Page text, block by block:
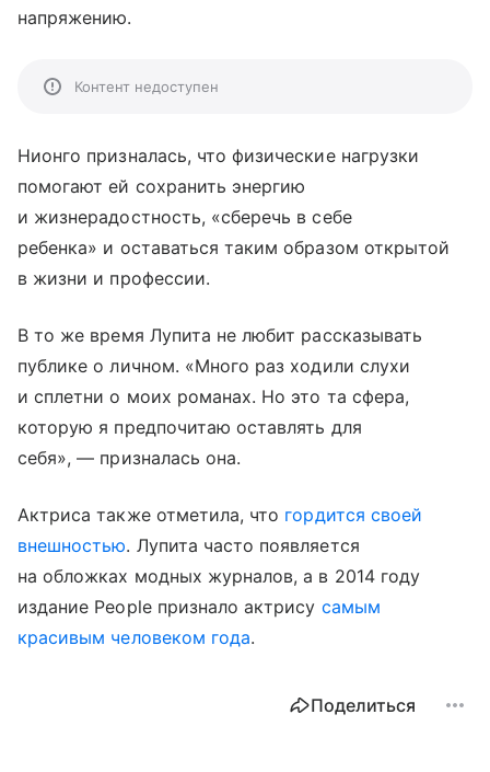
напряжению.
Контент недоступен
Нионго призналась, что физические нагрузки
помогают ей сохранить энергию
и жизнерадостность, «сберечь в себе
ребенка» и оставаться таким образом открытой
в жизни и профессии.
В то же время Лупита не любит рассказывать
публике о личном. «Много раз ходили слухи
и сплетни о моих романах. Но это та сфера,
которую я предпочитаю оставлять для
себя», — призналась она.
Актриса также отметила, что гордится своей
внешностью. Лупита часто появляется
на обложках модных журналов, а в 2014 году
издание People признало актрису самым
красивым человеком года.
Поделиться